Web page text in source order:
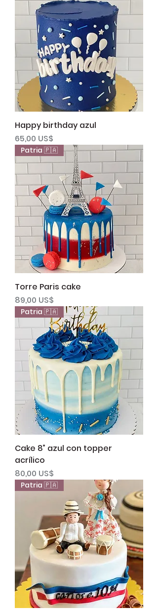
Happy birthday azul
Precio
65,00 US$
Patria 🇵🇦
Torre Paris cake
Precio
89,00 US$
Patria 🇵🇦
Cake 8” azul con topper
acrílico
Precio
80,00 US$
Patria 🇵🇦